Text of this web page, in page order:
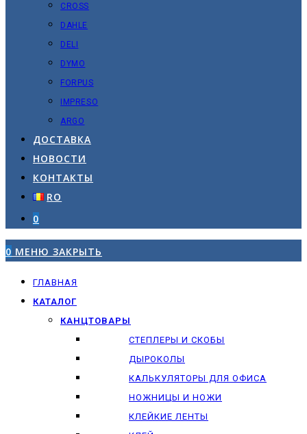
CROSS
DAHLE
DELI
DYMO
FORPUS
IMPRESO
ARGO
ДОСТАВКА
НОВОСТИ
КОНТАКТЫ
RO
0
0 МЕНЮ ЗАКРЫТЬ
ГЛАВНАЯ
КАТАЛОГ
КАНЦТОВАРЫ
СТЕПЛЕРЫ И СКОБЫ
ДЫРОКОЛЫ
КАЛЬКУЛЯТОРЫ ДЛЯ ОФИСА
НОЖНИЦЫ И НОЖИ
КЛЕЙКИЕ ЛЕНТЫ